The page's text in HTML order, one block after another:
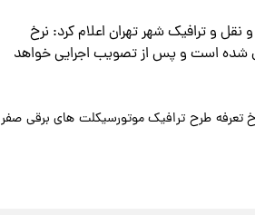
و ترافیک شهر تهران اعلام کرد: نرخ
شده است و پس از تصویب اجرایی خواهد
تعرفه طرح ترافیک موتورسیکلت های برقی صفر